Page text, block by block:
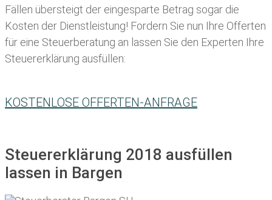
Fällen übersteigt der eingesparte Betrag sogar die
Kosten der Dienstleistung! Fordern Sie nun Ihre Offerten
für eine Steuerberatung an lassen Sie den Experten Ihre
Steuererklärung ausfüllen:
KOSTENLOSE OFFERTEN-ANFRAGE
Steuererklärung 2018 ausfüllen
lassen in Bargen